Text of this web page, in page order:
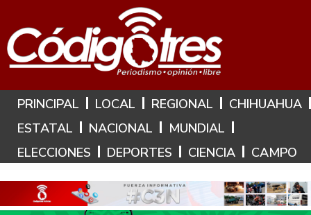
Hoy es: 9 de Agosto de 2026
PRINCIPAL LOCAL REGIONAL
CHIHUAHUA
ESTATAL
NACIONAL
MUNDIAL
ELECCIONES
DEPORTES CIENCIA CAMPO